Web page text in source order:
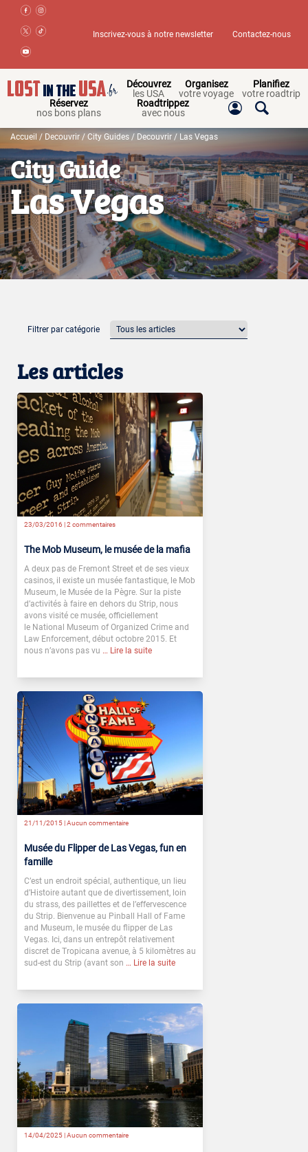
Inscrivez-vous à notre newsletter Contactez-nous
Découvrez
les USA
Organisez
votre voyage
Planifiez
votre roadtrip
Réservez
nos bons plans
Roadtrippez
avec nous
Accueil / Decouvrir / City Guides / Decouvrir / Las Vegas
City Guide
Las Vegas
Filtrer par catégorie
Les articles
23/03/2016 |2 commentaires
The Mob Museum, le musée de la mafia
A deux pas de Fremont Street et de ses vieux
casinos, il existe un musée fantastique, le Mob
Museum, le Musée de la Pègre. Sur la piste
d’activités à faire en dehors du Strip, nous
avons visité ce musée, officiellement
le National Museum of Organized Crime and
Law Enforcement, début octobre 2015. Et
nous n’avons pas vu … Lire la suite
21/11/2015 |Aucun commentaire
Musée du Flipper de Las Vegas, fun en
famille
C’est un endroit spécial, authentique, un lieu
d’Histoire autant que de divertissement, loin
du strass, des paillettes et de l’effervescence
du Strip. Bienvenue au Pinball Hall of Fame
and Museum, le musée du flipper de Las
Vegas. Ici, dans un entrepôt relativement
discret de Tropicana avenue, à 5 kilomètres au
sud-est du Strip (avant son … Lire la suite
14/04/2025 |Aucun commentaire